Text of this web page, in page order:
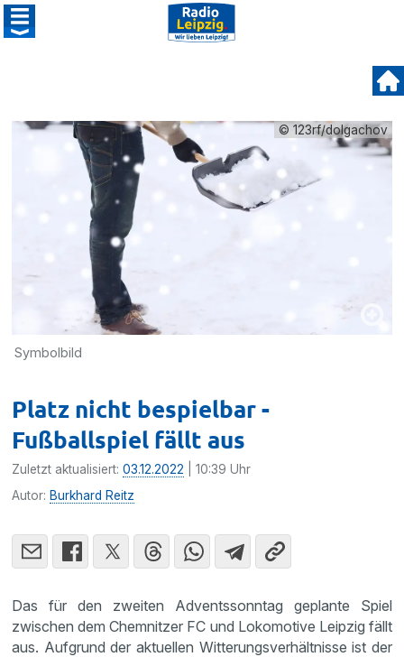
© 123rf/dolgachov
Symbolbild
Platz nicht bespielbar -
Fußballspiel fällt aus
Zuletzt aktualisiert:03.12.2022 | 10:39 Uhr
Autor: Burkhard Reitz
Das für den zweiten Adventssonntag geplante Spiel
zwischen dem Chemnitzer FC und Lokomotive Leipzig fällt
aus. Aufgrund der aktuellen Witterungsverhältnisse ist der